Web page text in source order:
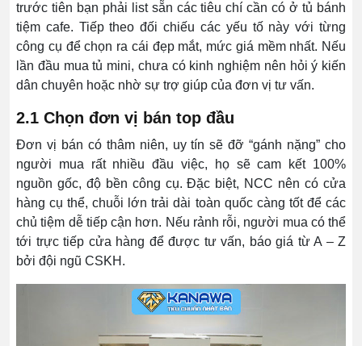
trước tiên bạn phải list sẵn các tiêu chí cần có ở tủ bánh
tiệm cafe. Tiếp theo đối chiếu các yếu tố này với từng
công cụ để chọn ra cái đẹp mắt, mức giá mềm nhất. Nếu
lần đầu mua tủ mini, chưa có kinh nghiệm nên hỏi ý kiến
dân chuyên hoặc nhờ sự trợ giúp của đơn vị tư vấn.
2.1 Chọn đơn vị bán top đầu
Đơn vị bán có thâm niên, uy tín sẽ đỡ “gánh nặng” cho
người mua rất nhiều đầu việc, họ sẽ cam kết 100%
nguồn gốc, độ bền công cụ. Đặc biệt, NCC nên có cửa
hàng cụ thể, chuỗi lớn trải dài toàn quốc càng tốt để các
chủ tiệm dễ tiếp cận hơn. Nếu rảnh rỗi, người mua có thể
tới trực tiếp cửa hàng để được tư vấn, báo giá từ A – Z
bởi đội ngũ CSKH.